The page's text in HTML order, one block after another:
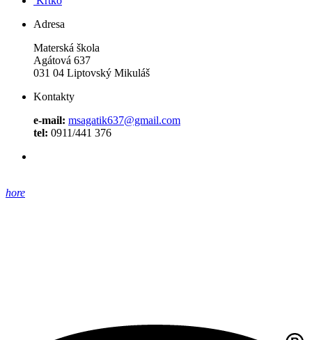
Adresa
Materská škola
Agátová 637
031 04 Liptovský Mikuláš
Kontakty
e-mail: msagatik637@gmail.com
tel: 0911/441 376
hore